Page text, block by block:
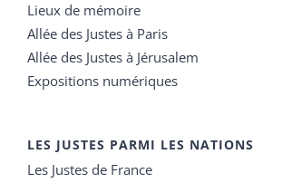
Lieux de mémoire
Allée des Justes à Paris
Allée des Justes à Jérusalem
Expositions numériques
LES JUSTES PARMI LES NATIONS
Les Justes de France